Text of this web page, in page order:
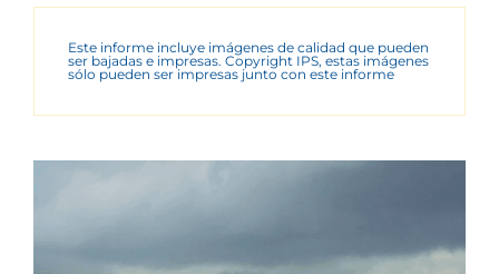
Este informe incluye imágenes de calidad que pueden
ser bajadas e impresas. Copyright IPS, estas imágenes
sólo pueden ser impresas junto con este informe